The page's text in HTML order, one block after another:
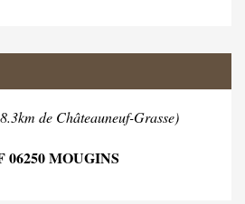
de Châteauneuf-Grasse)
06250 MOUGINS